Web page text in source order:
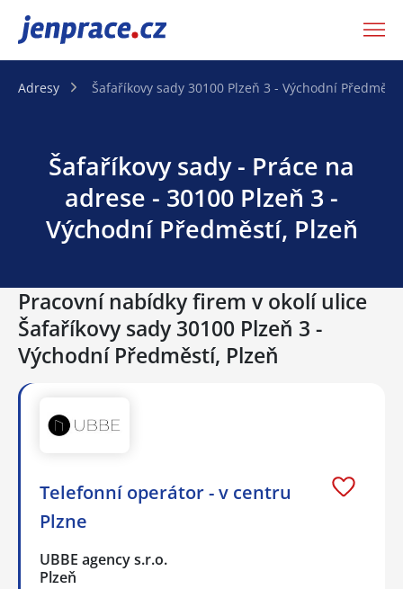
JenPráce.cz
Adresy Šafaříkovy sady 30100 Plzeň 3 - Východní
Šafaříkovy sady - Práce na
adrese - 30100 Plzeň 3 -
Východní Předměstí, Plzeň
Pracovní nabídky firem v okolí ulice
Šafaříkovy sady 30100 Plzeň 3 -
Východní Předměstí, Plzeň
Telefonní operátor - v centru
Plzne
UBBE agency s.r.o.
Plzeň